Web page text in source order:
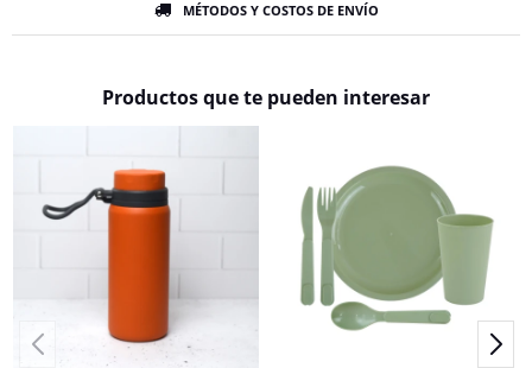
MÉTODOS Y COSTOS DE ENVÍO
Productos que te pueden interesar